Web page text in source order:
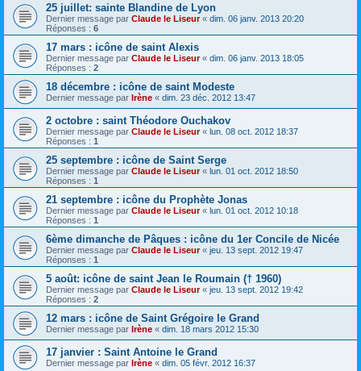
25 juillet: sainte Blandine de Lyon
Dernier message par Claude le Liseur« dim. 06 janv. 2013 20:20
Réponses : 6
17 mars : icône de saint Alexis
Dernier message par Claude le Liseur« dim. 06 janv. 2013 18:05
Réponses : 2
18 décembre : icône de saint Modeste
Dernier message par Irène « dim. 23 déc. 2012 13:47
2 octobre : saint Théodore Ouchakov
Dernier message par Claude le Liseur« lun. 08 oct. 2012 18:37
Réponses : 1
25 septembre : icône de Saint Serge
Dernier message par Claude le Liseur« lun. 01 oct. 2012 18:50
Réponses : 1
21 septembre : icône du Prophète Jonas
Dernier message par Claude le Liseur« lun. 01 oct. 2012 10:18
Réponses : 1
6ème dimanche de Pâques : icône du 1er Concile de Nicée
Dernier message par Claude le Liseur« jeu. 13 sept. 2012 19:47
Réponses : 1
5 août: icône de saint Jean le Roumain († 1960)
Dernier message par Claude le Liseur« jeu. 13 sept. 2012 19:42
Réponses : 2
12 mars : icône de Saint Grégoire le Grand
Dernier message par Irène « dim. 18 mars 2012 15:30
17 janvier : Saint Antoine le Grand
Dernier message par Irène « dim. 05 févr. 2012 16:37